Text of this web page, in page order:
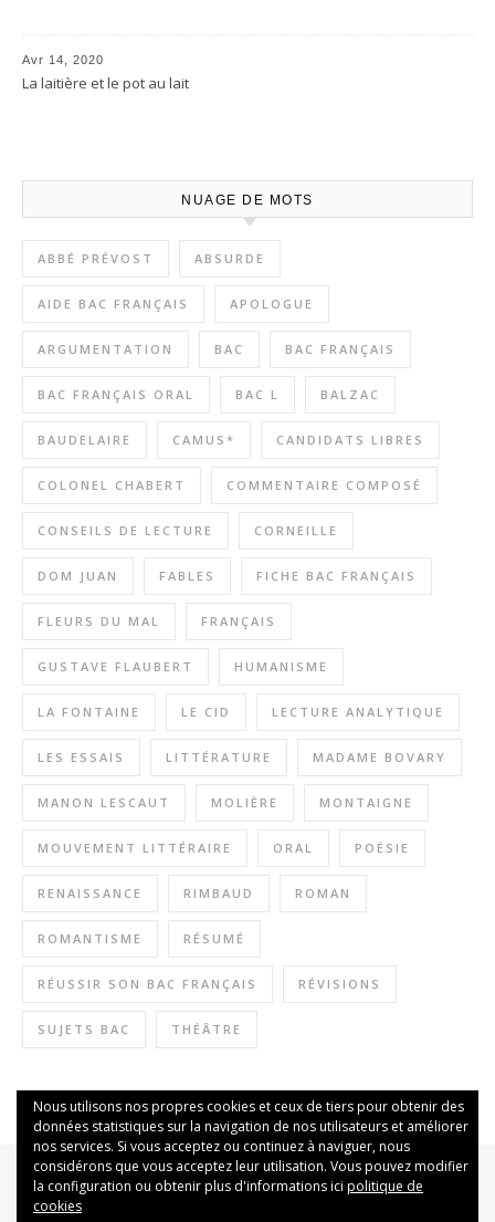
Avr 14, 2020
La laitière et le pot au lait
NUAGE DE MOTS
ABBÉ PRÉVOST ABSURDE
AIDE BAC FRANÇAIS APOLOGUE
ARGUMENTATION BAC BAC FRANÇAIS
BAC FRANÇAIS ORAL BAC L BALZAC
BAUDELAIRE CAMUS* CANDIDATS LIBRES
COLONEL CHABERT COMMENTAIRE COMPOSÉ
CONSEILS DE LECTURE CORNEILLE
DOM JUAN FABLES FICHE BAC FRANÇAIS
FLEURS DU MAL FRANÇAIS
GUSTAVE FLAUBERT HUMANISME
LA FONTAINE LE CID LECTURE ANALYTIQUE
LES ESSAIS LITTÉRATURE MADAME BOVARY
MANON LESCAUT MOLIÈRE MONTAIGNE
MOUVEMENT LITTÉRAIRE ORAL POÉSIE
RENAISSANCE RIMBAUD ROMAN
ROMANTISME RÉSUMÉ
RÉUSSIR SON BAC FRANÇAIS RÉVISIONS
SUJETS BAC THÉÂTRE
Nous utilisons nos propres cookies et ceux de tiers pour obtenir des
données statistiques sur la navigation de nos utilisateurs et améliorer
nos services. Si vous acceptez ou continuez à naviguer, nous
considérons que vous acceptez leur utilisation. Vous pouvez modifier
la configuration ou obtenir plus d'informations ici politique de
cookies